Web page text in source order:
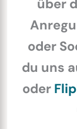
über
oder
du uns
oder